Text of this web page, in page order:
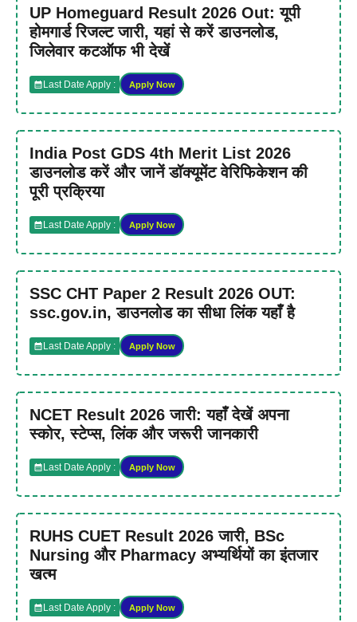
UP Homeguard Result 2026 Out: यूपी
होमगार्ड रिजल्ट जारी, यहां से करें डाउनलोड,
जिलेवार कटऑफ भी देखें
Last Date Apply : Apply Now
India Post GDS 4th Merit List 2026
डाउनलोड करें और जानें डॉक्यूमेंट वेरिफिकेशन की
पूरी प्रक्रिया
Last Date Apply : Apply Now
SSC CHT Paper 2 Result 2026 OUT:
ssc.gov.in, डाउनलोड का सीधा लिंक यहाँ है
Last Date Apply : Apply Now
NCET Result 2026 जारी: यहाँ देखें अपना
स्कोर, स्टेप्स, लिंक और जरूरी जानकारी
Last Date Apply : Apply Now
RUHS CUET Result 2026 जारी, BSc
Nursing और Pharmacy अभ्यर्थियों का इंतजार
खत्म
Last Date Apply : Apply Now